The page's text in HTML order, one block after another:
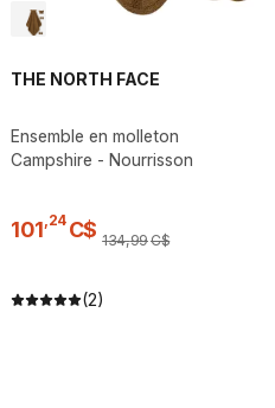
THE NORTH FACE
Ensemble en molleton
Campshire - Nourrisson
101 24 C$ 134,99C$
(2)